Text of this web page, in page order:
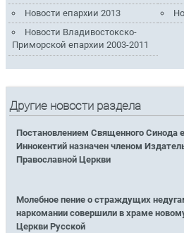
Новости епархии 2013
Новости Владивостокско-
Приморской епархии 2003-2011
Другие новости раздела
Постановлением Священного Синода
Иннокентий назначен членом
Православной Церкви
Молебное пение о страждущих
наркомании совершили в храме
Церкви Русской